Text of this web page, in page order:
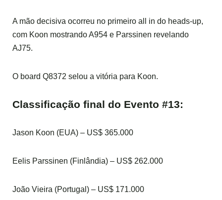
A mão decisiva ocorreu no primeiro all in do heads-up,
com Koon mostrando A954 e Parssinen revelando
AJ75.
O board Q8372 selou a vitória para Koon.
Classificação final do Evento #13:
Jason Koon (EUA) – US$ 365.000
Eelis Parssinen (Finlândia) – US$ 262.000
João Vieira (Portugal) – US$ 171.000